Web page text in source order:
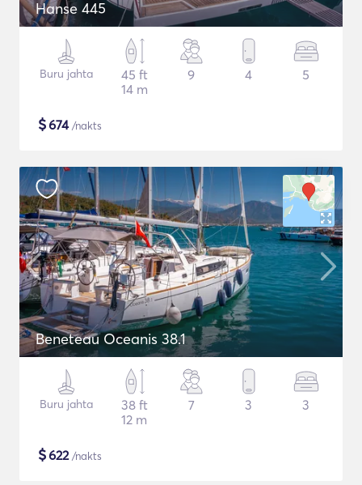
Hanse 445
Buru jahta
45 ft
14 m
9 4 5
$674/nakts
Beneteau Oceanis 38.1
Buru jahta
38 ft
12 m
7 3 3
$622/nakts